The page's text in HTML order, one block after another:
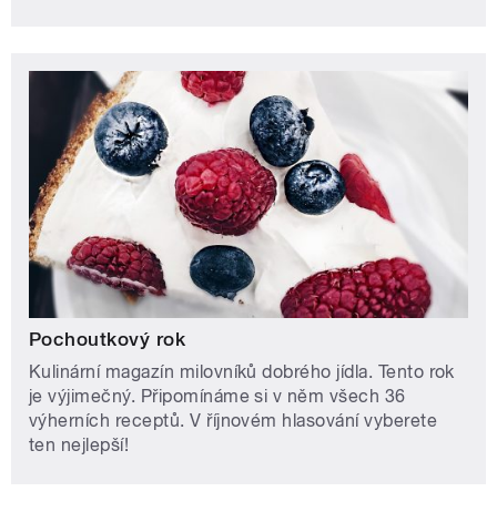
Pochoutkový rok
Kulinární magazín milovníků dobrého jídla. Tento rok
je výjimečný. Připomínáme si v něm všech 36
výherních receptů. V říjnovém hlasování vyberete
ten nejlepší!